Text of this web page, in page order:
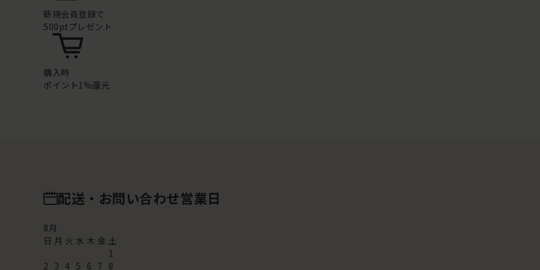
新規会員登録で
500ptプレゼント
購入時
ポイント1%還元
配送・お問い合わせ営業日
8月
日 月 火 水 木 金 土
1
2 3 4 5 6 7 8